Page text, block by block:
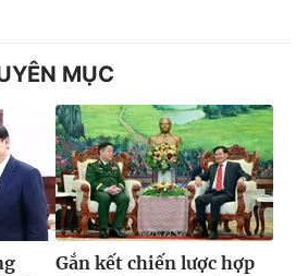
MỤC
Gắn kết chiến lược hợp